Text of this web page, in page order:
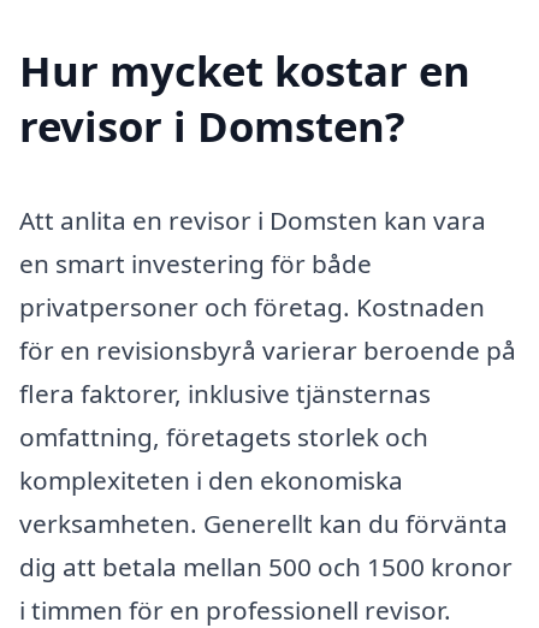
Hur mycket kostar en
revisor i Domsten?
Att anlita en revisor i Domsten kan vara
en smart investering för både
privatpersoner och företag. Kostnaden
för en revisionsbyrå varierar beroende på
flera faktorer, inklusive tjänsternas
omfattning, företagets storlek och
komplexiteten i den ekonomiska
verksamheten. Generellt kan du förvänta
dig att betala mellan 500 och 1500 kronor
i timmen för en professionell revisor.